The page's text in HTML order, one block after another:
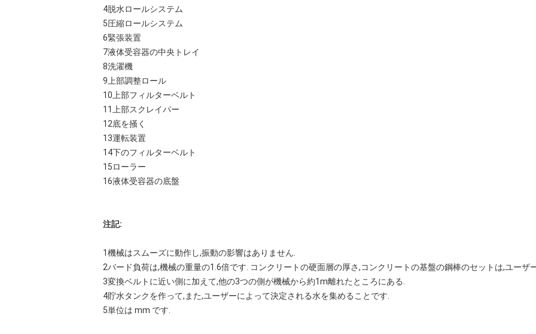
4脱水ロールシステム
5圧縮ロールシステム
6緊張装置
7液体受容器の中央トレイ
8洗濯機
9上部調整ロール
10上部フィルターベルト
11上部スクレイパー
12底を掻く
13運転装置
14下のフィルターベルト
15ローラー
16液体受容器の底盤
注記:
1機械はスムーズに動作し,振動の影響はありません.
2バード負荷は,機械の重量の1.6倍です. コンクリートの硬面層の厚さ,コンクリートの基盤の鋼棒のセットは,ユーザ
3変換ベルトに近い側に加えて,他の3つの側が機械から約1m離れたところにある.
4貯水タンクを作って,また,ユーザーによって決定される水を集めることです.
5単位は mm です.